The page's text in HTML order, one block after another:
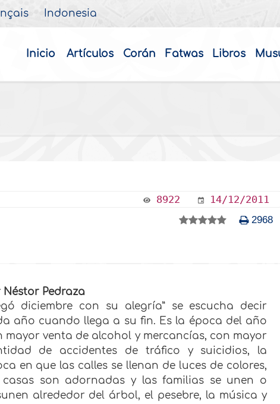
Indonesia
Inicio Artículos Corán Fatwas Libros
8922 14/12/2011
2968
Néstor Pedraza
diciembre con su alegría” se escucha decir
año cuando llega a su fin. Es la época del año
mayor venta de alcohol y mercancías, con mayor
de accidentes de tráfico y suicidios, la
en que las calles se llenan de luces de colores,
casas son adornadas y las familias se unen o
alrededor del árbol, el pesebre, la música y